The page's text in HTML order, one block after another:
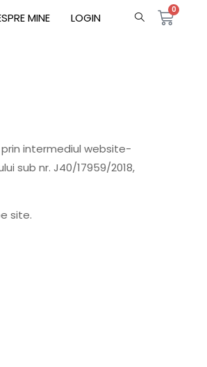
MINE LOGIN
0
intermediul website-
sub nr. J40/17959/2018,
site.